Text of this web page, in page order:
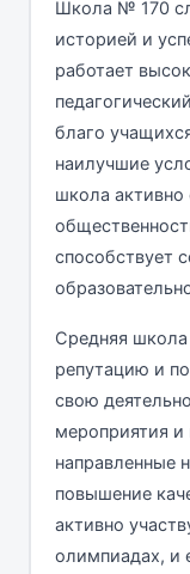
Школа № 170
историей и
работает
благо
наилучшие
школа активно
способствует
Средняя
репутацию и
свою
мероприятия
направленные
повышение
активно
олимпиадах, и